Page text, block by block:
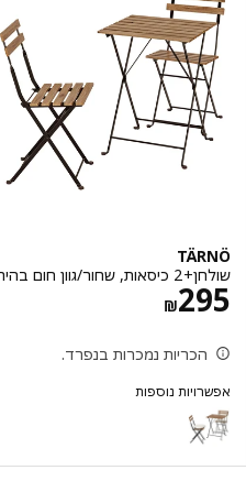
TÄRNÖ
שולחן+2 כיסאות, שחור/גוון חום בהיר
‏₪295 מחיר ‏₪ 295
הכריות נמכרות בנפרד.
אפשרויות נוספות
TÄRNÖ